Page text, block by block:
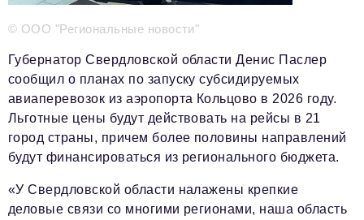
Отдел распространения/редакционная подписка
podpiska@business-magazine.online
Отдел по работе с партнерами
partner@business-magazine.online
© ООО "Региональные новости"
Губернатор Свердловской области Денис Паслер
сообщил о планах по запуску субсидируемых
авиаперевозок из аэропорта Кольцово в 2026 году.
Льготные цены будут действовать на рейсы в 21
город страны, причем более половины направлений
будут финансироваться из регионального бюджета.
«У Свердловской области налажены крепкие
деловые связи со многими регионами, наша область